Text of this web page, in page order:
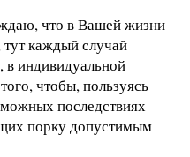
что в Вашей жизни
каждый случай
в индивидуальной
чтобы, пользуясь
последствиях
порку допустимым